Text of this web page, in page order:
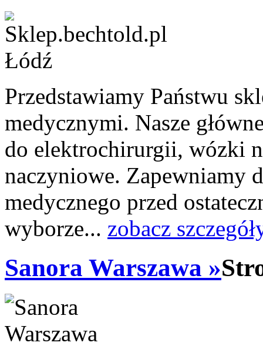
Przedstawiamy Państwu
medycznymi. Nasze
do elektrochirurgii, wózki
naczyniowe. Zapewniamy
medycznego przed
wyborze... zobacz
Sanora Warszawa »